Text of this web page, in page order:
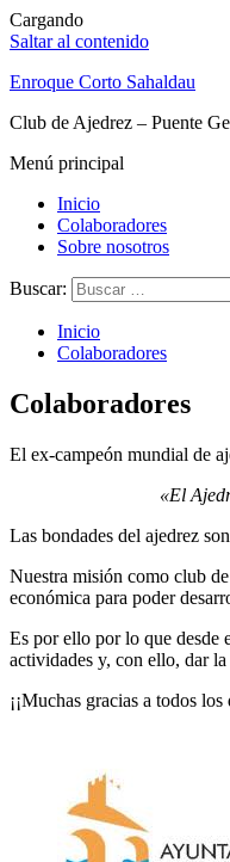
Cargando
Saltar al contenido
Enroque Corto Sahaldau
Club de Ajedrez – Puente
Menú principal
Inicio
Colaboradores
Sobre nosotros
Buscar:
Inicio
Colaboradores
Colaboradores
El ex-campeón mundial de
«El
Las bondades del ajedrez
Nuestra misión como club
económica para poder
Es por ello por lo que desde
actividades y, con ello, dar
¡¡Muchas gracias a todos